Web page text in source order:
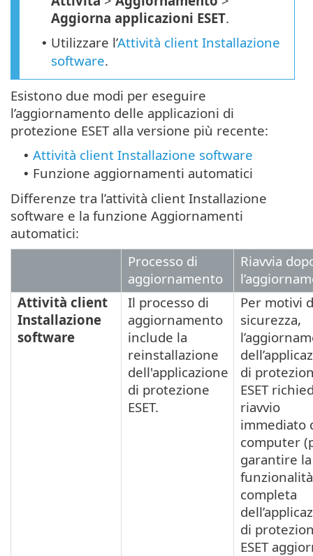
Aggiorna applicazioni ESET.
• Utilizzare l’Attività client Installazione
software.
Esistono due modi per eseguire
l’aggiornamento delle applicazioni di
protezione ESET alla versione più recente:
• Attività client Installazione software
• Funzione aggiornamenti automatici
Differenze tra l’attività client Installazione
software e la funzione Aggiornamenti
automatici:
Processo di
aggiornamento
Riavvia
Attività client
Installazione
software
Il processo di
aggiornamento
include la
reinstallazione
dell'applicazione
di protezione
ESET.
Per motivi
sicurezza,
di
ESET
riavvio
immediato
computer
garantire la
funzionalità
completa
di
ESET